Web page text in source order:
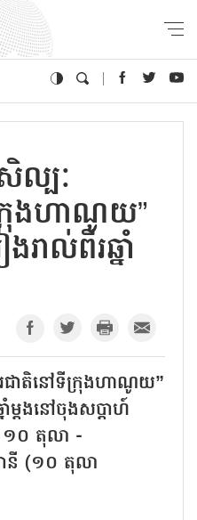
ល្បៈ
រុងហាណូយ”
រាល់ពីរឆ្នាំ
រជាតិនៅទីក្រុងហាណូយ”
ាំម្តងនៅចុងសប្តាហ៍
១០ តុលា -
ធានី (១០ តុលា